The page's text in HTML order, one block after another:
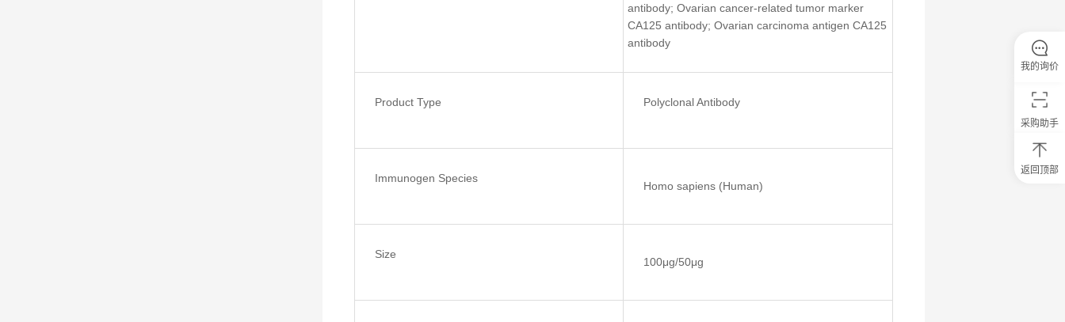
antibody; Ovarian cancer-related tumor marker
CA125 antibody; Ovarian carcinoma antigen CA125
antibody
Product Type Polyclonal Antibody
Immunogen Species
Homo sapiens (Human)
Size
100μg/50μg
采购助手
返回顶部
我的询价